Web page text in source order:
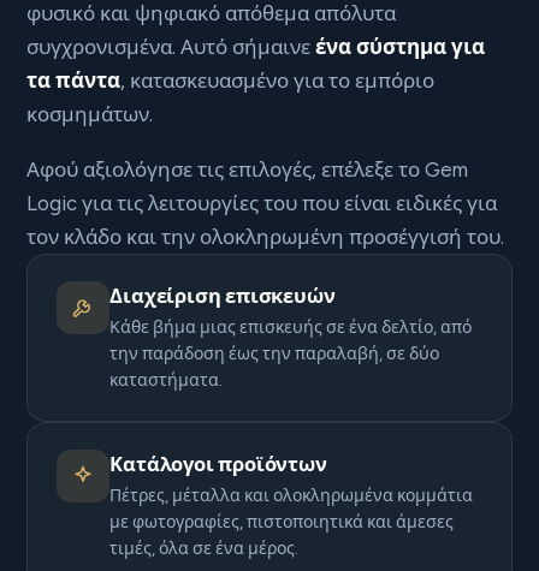
φυσικό και ψηφιακό απόθεμα απόλυτα
συγχρονισμένα. Αυτό σήμαινεένα σύστημα για
τα πάντα, κατασκευασμένο για το εμπόριο
κοσμημάτων.
Αφού αξιολόγησε τις επιλογές, επέλεξε το Gem
Logic για τις λειτουργίες του που είναι ειδικές για
τον κλάδο και την ολοκληρωμένη προσέγγισή του.
Διαχείριση επισκευών
Κάθε βήμα μιας επισκευής σε ένα δελτίο, από
την παράδοση έως την παραλαβή, σε δύο
καταστήματα.
Κατάλογοι προϊόντων
Πέτρες, μέταλλα και ολοκληρωμένα κομμάτια
με φωτογραφίες, πιστοποιητικά και άμεσες
τιμές, όλα σε ένα μέρος.